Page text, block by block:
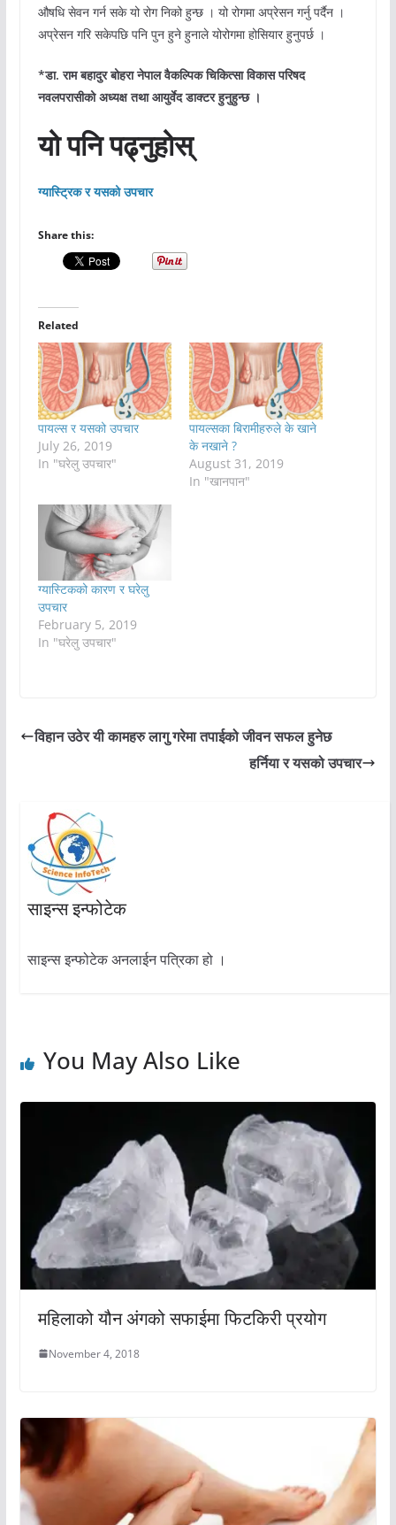
औषधि सेवन गर्न सके यो रोग निको हुन्छ । यो रोगमा अप्रेसन गर्नु पर्दैन ।
अप्रेसन गरि सकेपछि पनि पुन हुने हुनाले योरोगमा होसियार हुनुपर्छ ।
*डा. राम बहादुर बोहरा नेपाल वैकल्पिक चिकित्सा विकास परिषद
नवलपरासीको अध्यक्ष तथा आयुर्वेद डाक्टर हुनुहुन्छ ।
यो पनि पढ्नुहोस्
ग्यास्ट्रिक र यसको उपचार
Share this:
Related
पायल्स र यसको उपचार
July 26, 2019
In "घरेलु उपचार"
पायल्सका बिरामीहरुले के खाने
के नखाने ?
August 31, 2019
In "खानपान"
ग्यास्टिकको कारण र घरेलु
उपचार
February 5, 2019
In "घरेलु उपचार"
विहान उठेर यी कामहरु लागु गरेमा तपाईको जीवन सफल हुनेछ
हर्निया र यसको उपचार
साइन्स इन्फोटेक
साइन्स इन्फोटेक अनलाईन पत्रिका हो ।
You May Also Like
महिलाको यौन अंगको सफाईमा फिटकिरी प्रयोग
November 4, 2018